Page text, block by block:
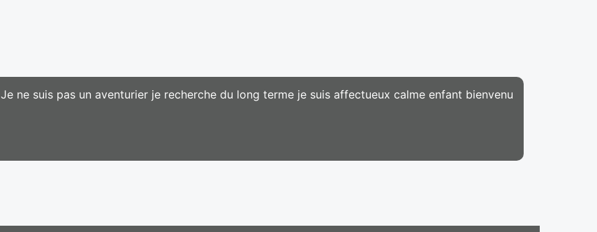
Je ne suis pas un aventurier je recherche du long terme je suis affectueux calme enfant bienvenu